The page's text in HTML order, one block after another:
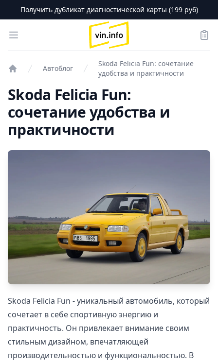
Получить дубликат диагностической карты (199 руб)
Open menu
logo
Автоблог
Skoda Felicia Fun: сочетание
удобства и практичности
Skoda Felicia Fun:
сочетание удобства и
практичности
Skoda Felicia Fun - уникальный автомобиль, который
сочетает в себе спортивную энергию и
практичность. Он привлекает внимание своим
стильным дизайном, впечатляющей
производительностью и функциональностью. В